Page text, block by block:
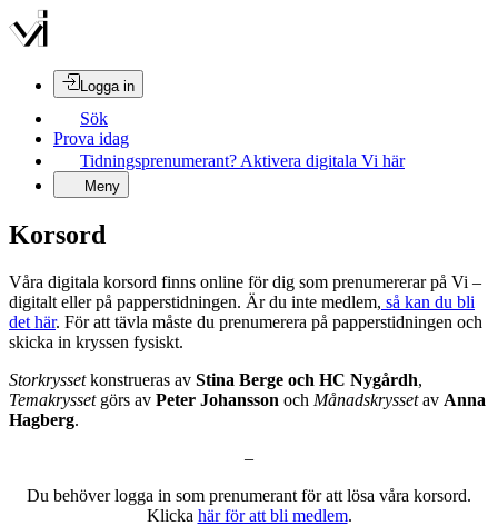
Logga in
Sök
Prova idag
Tidningsprenumerant? Aktivera digitala Vi här
Meny
Korsord
Våra digitala korsord finns online för dig som prenumererar på Vi –
digitalt eller på papperstidningen. Är du inte medlem, så kan du bli
det här. För att tävla måste du prenumerera på papperstidningen och
skicka in kryssen fysiskt.
Storkryssetkonstrueras av Stina Berge och HC Nygårdh,
Temakryssetgörs av Peter Johansson och Månadskryssetav Anna
Hagberg.
–
Du behöver logga in som prenumerant för att lösa våra korsord.
Klicka här för att bli medlem.